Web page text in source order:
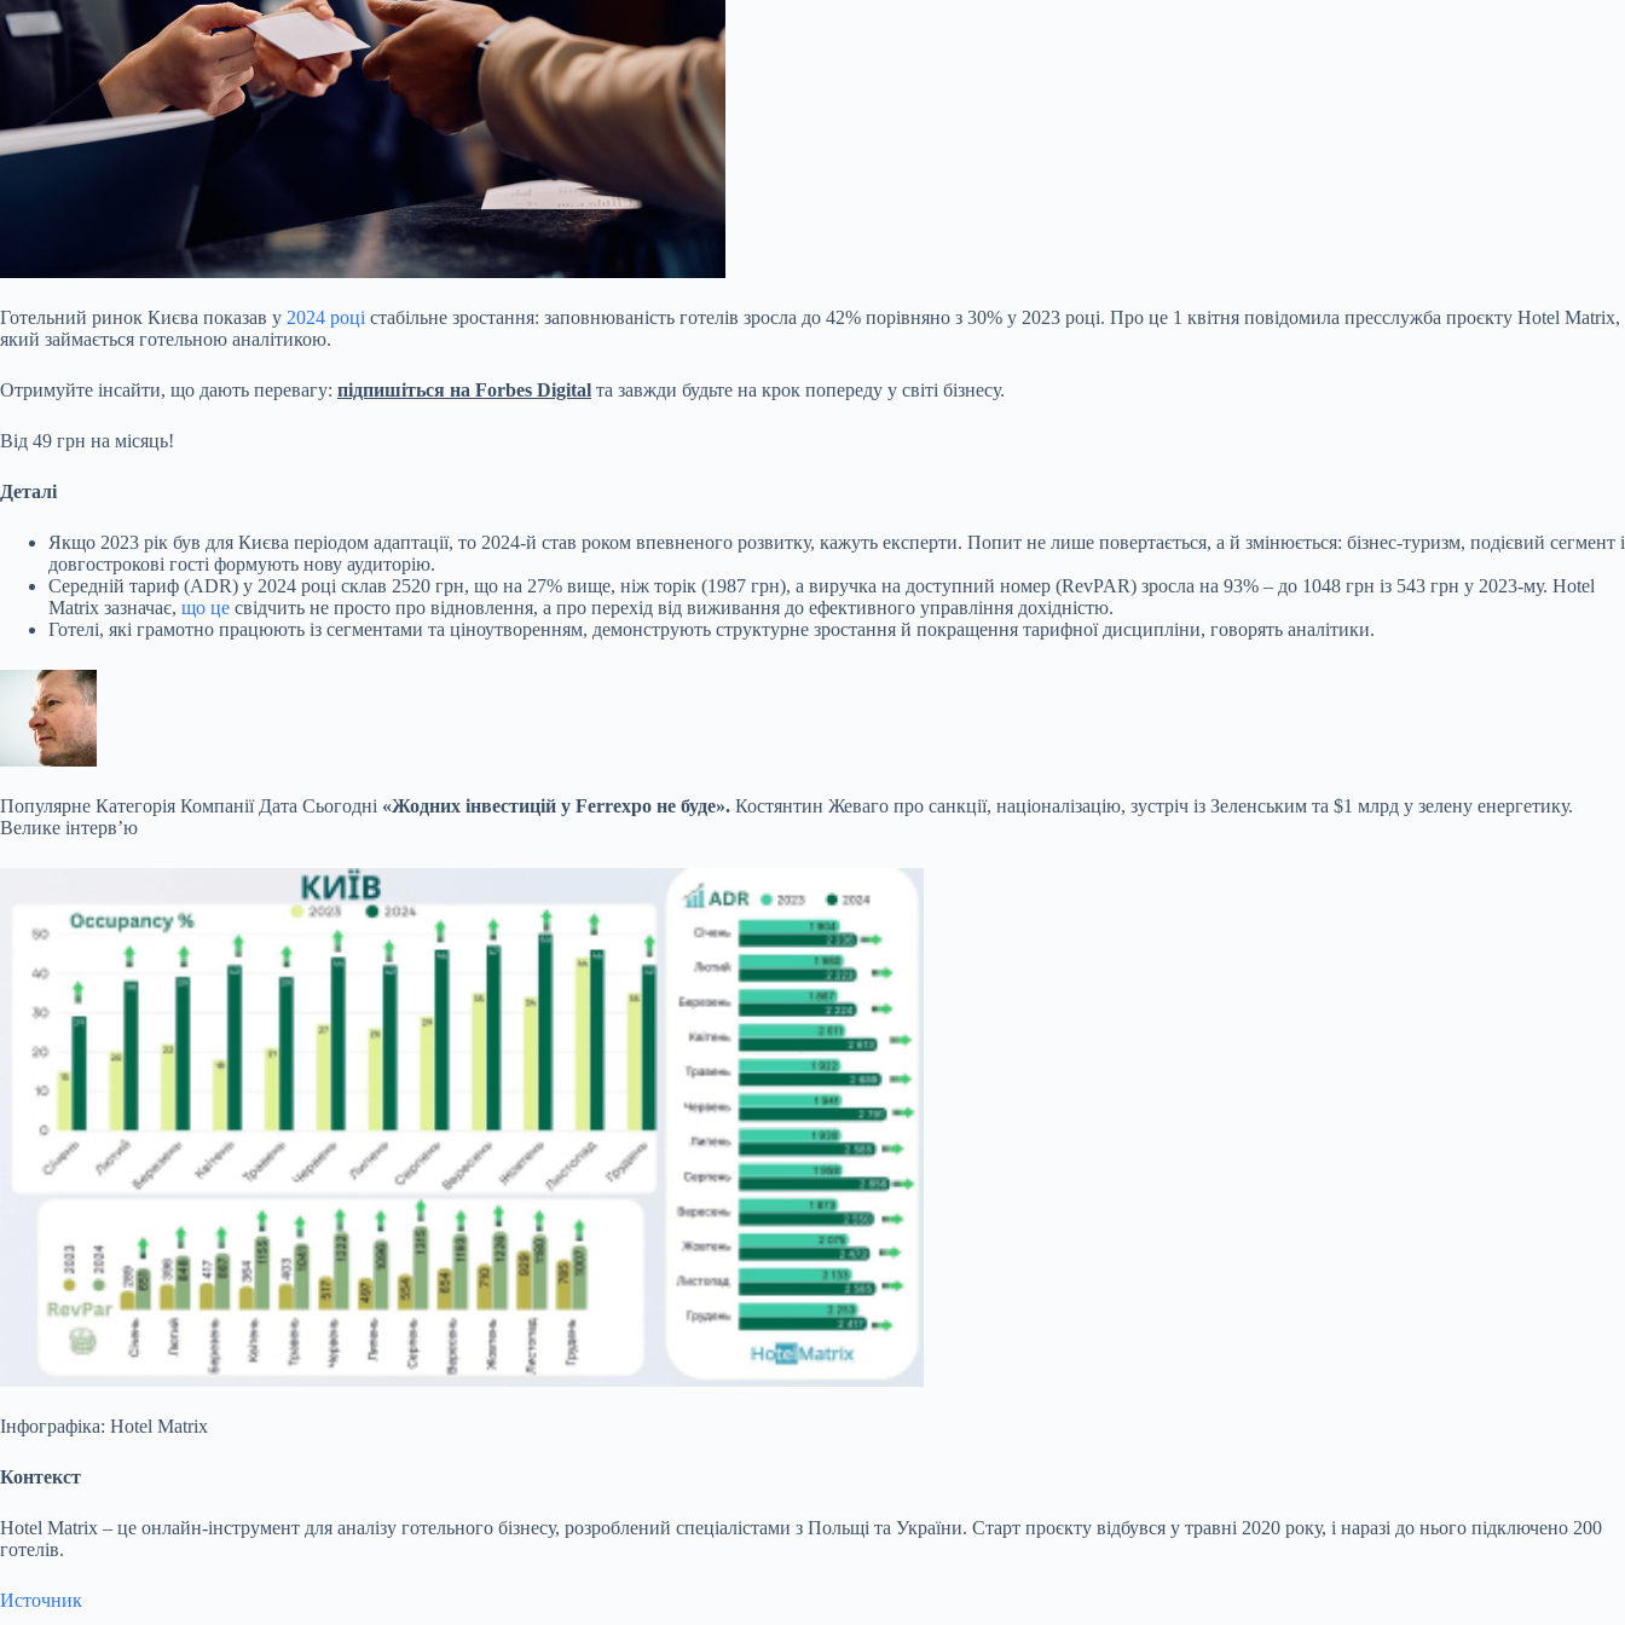
Готельний ринок Києва показав у 2024 році стабільне зростання: заповнюваність готелів зросла до 42% порівняно з 30% у 2023 році. Про це 1 квітня повідомила пресслужба проєкту Hotel Matrix,
який займається готельною аналітикою.
Отримуйте інсайти, що дають перевагу: підпишіться на Forbes Digital та завжди будьте на крок попереду у світі бізнесу.
Від 49 грн на місяць!
Деталі
Якщо 2023 рік був для Києва періодом адаптації, то 2024-й став роком впевненого розвитку, кажуть експерти. Попит не лише повертається, а й змінюється: бізнес-туризм, подієвий сегмент і
довгострокові гості формують нову аудиторію.
Середній тариф (ADR) у 2024 році склав 2520 грн, що на 27% вище, ніж торік (1987 грн), а виручка на доступний номер (RevPAR) зросла на 93% – до 1048 грн із 543 грн у 2023-му. Hotel
Matrix зазначає, що це свідчить не просто про відновлення, а про перехід від виживання до ефективного управління дохідністю.
Готелі, які грамотно працюють із сегментами та ціноутворенням, демонструють структурне зростання й покращення тарифної дисципліни, говорять аналітики.
Популярне Категорія Компанії Дата Сьогодні «Жодних інвестицій у Ferrexpo не буде». Костянтин Жеваго про санкції, націоналізацію, зустріч із Зеленським та $1 млрд у зелену енергетику.
Велике інтерв’ю
Інфографіка: Hotel Matrix
Контекст
Hotel Matrix – це онлайн-інструмент для аналізу готельного бізнесу, розроблений спеціалістами з Польщі та України. Старт проєкту відбувся у травні 2020 року, і наразі до нього підключено 200
готелів.
Источник